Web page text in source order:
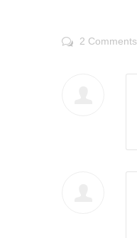
2 Comments